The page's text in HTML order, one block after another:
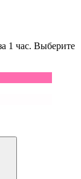
1 час. Выберите